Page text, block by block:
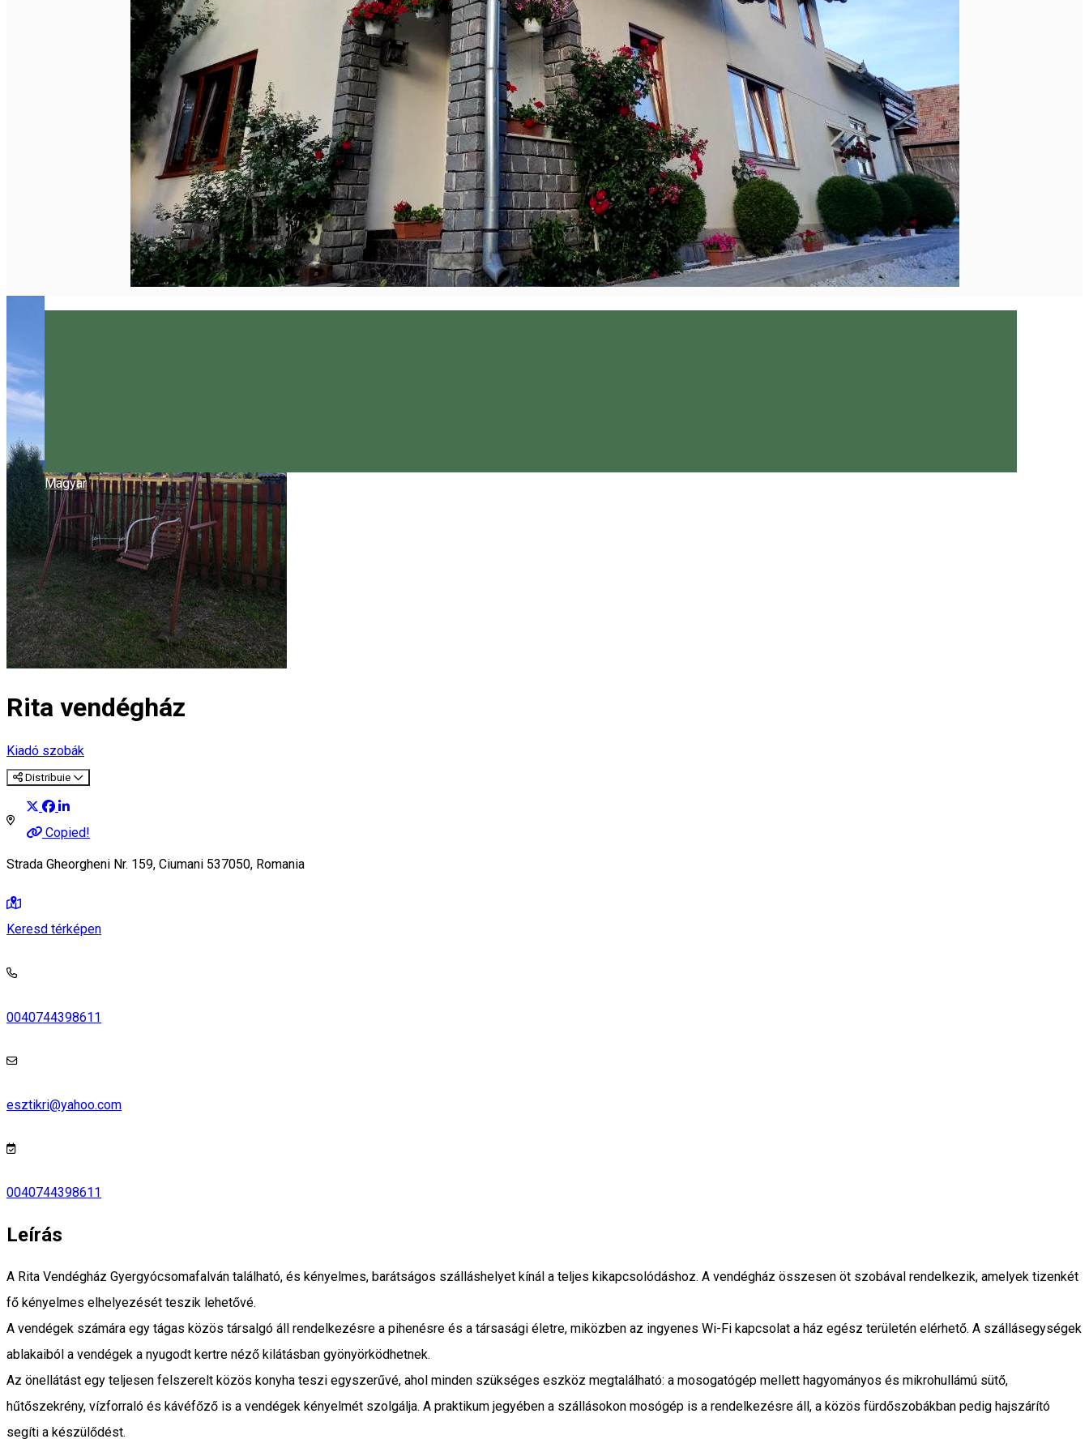
Magyar
Rita vendégház
Kiadó szobák
Distribuie
Copied!
Strada Gheorgheni Nr. 159, Ciumani 537050, Romania
Keresd térképen
0040744398611
esztikri@yahoo.com
0040744398611
Leírás
A Rita Vendégház Gyergyócsomafalván található, és kényelmes, barátságos szálláshelyet kínál a teljes kikapcsolódáshoz. A vendégház összesen öt szobával rendelkezik, amelyek tizenkét
fő kényelmes elhelyezését teszik lehetővé.
A vendégek számára egy tágas közös társalgó áll rendelkezésre a pihenésre és a társasági életre, miközben az ingyenes Wi-Fi kapcsolat a ház egész területén elérhető. A szállásegységek
ablakaiból a vendégek a nyugodt kertre néző kilátásban gyönyörködhetnek.
Az önellátást egy teljesen felszerelt közös konyha teszi egyszerűvé, ahol minden szükséges eszköz megtalálható: a mosogatógép mellett hagyományos és mikrohullámú sütő,
hűtőszekrény, vízforraló és kávéfőző is a vendégek kényelmét szolgálja. A praktikum jegyében a szállásokon mosógép is a rendelkezésre áll, a közös fürdőszobákban pedig hajszárító
segíti a készülődést.